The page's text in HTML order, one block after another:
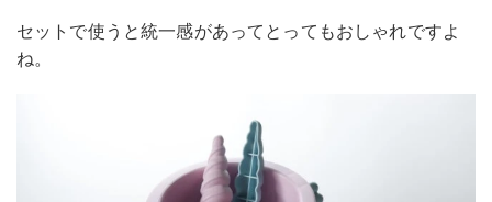
セットで使うと統一感があってとってもおしゃれですよ
ね。